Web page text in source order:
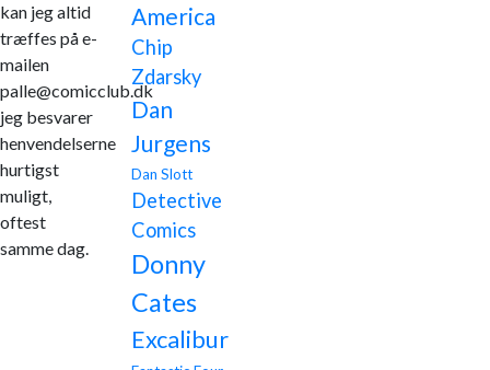
kan jeg altid
træffes på e-
mailen
palle@comicclub.dk
jeg besvarer
henvendelserne
hurtigst
muligt,
oftest
samme dag.
America
Chip
Zdarsky
Dan
Jurgens
Dan Slott
Detective
Comics
Donny
Cates
Excalibur